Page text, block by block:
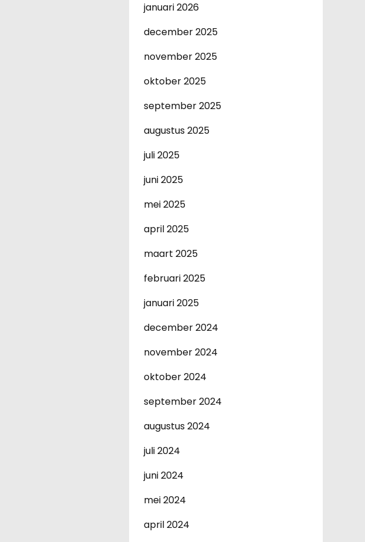
januari 2026
december 2025
november 2025
oktober 2025
september 2025
augustus 2025
juli 2025
juni 2025
mei 2025
april 2025
maart 2025
februari 2025
januari 2025
december 2024
november 2024
oktober 2024
september 2024
augustus 2024
juli 2024
juni 2024
mei 2024
april 2024